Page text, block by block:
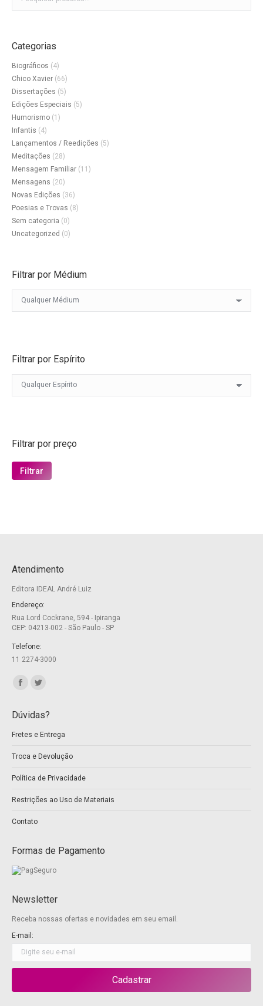
Categorias
Biográficos (4)
Chico Xavier (66)
Dissertações (5)
Edições Especiais (5)
Humorismo (1)
Infantis (4)
Lançamentos / Reedições (5)
Meditações (28)
Mensagem Familiar (11)
Mensagens (20)
Novas Edições (36)
Poesias e Trovas (8)
Sem categoria (0)
Uncategorized (0)
Filtrar por Médium
Filtrar por Espírito
Filtrar por preço
Filtrar
Atendimento
Editora IDEAL André Luiz
Endereço:
Rua Lord Cockrane, 594 - Ipiranga
CEP: 04213-002 - São Paulo - SP
Telefone:
11 2274-3000
Encontre-nos em:
opens
in
opens
in
Dúvidas?
Fretes e Entrega
Troca e Devolução
Política de Privacidade
Restrições ao Uso de Materiais
Contato
Formas de Pagamento
Newsletter
Receba nossas ofertas e novidades em seu email.
E-mail: